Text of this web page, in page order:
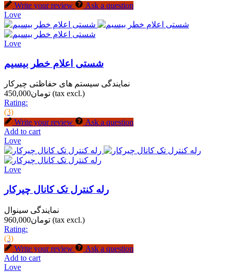
Write your review
Ask a question
Love
Love
شستی اعلام خطر بیسیم
نمایندگی سیستم های حفاظتی چیرکار
تومان450,000 (tax excl.)
Rating:
(3)
Write your review
Ask a question
Add to cart
Love
Love
رله کنترل تک کانال چیرکار
نمایندگی سینوال
تومان960,000 (tax excl.)
Rating:
(3)
Write your review
Ask a question
Add to cart
Love